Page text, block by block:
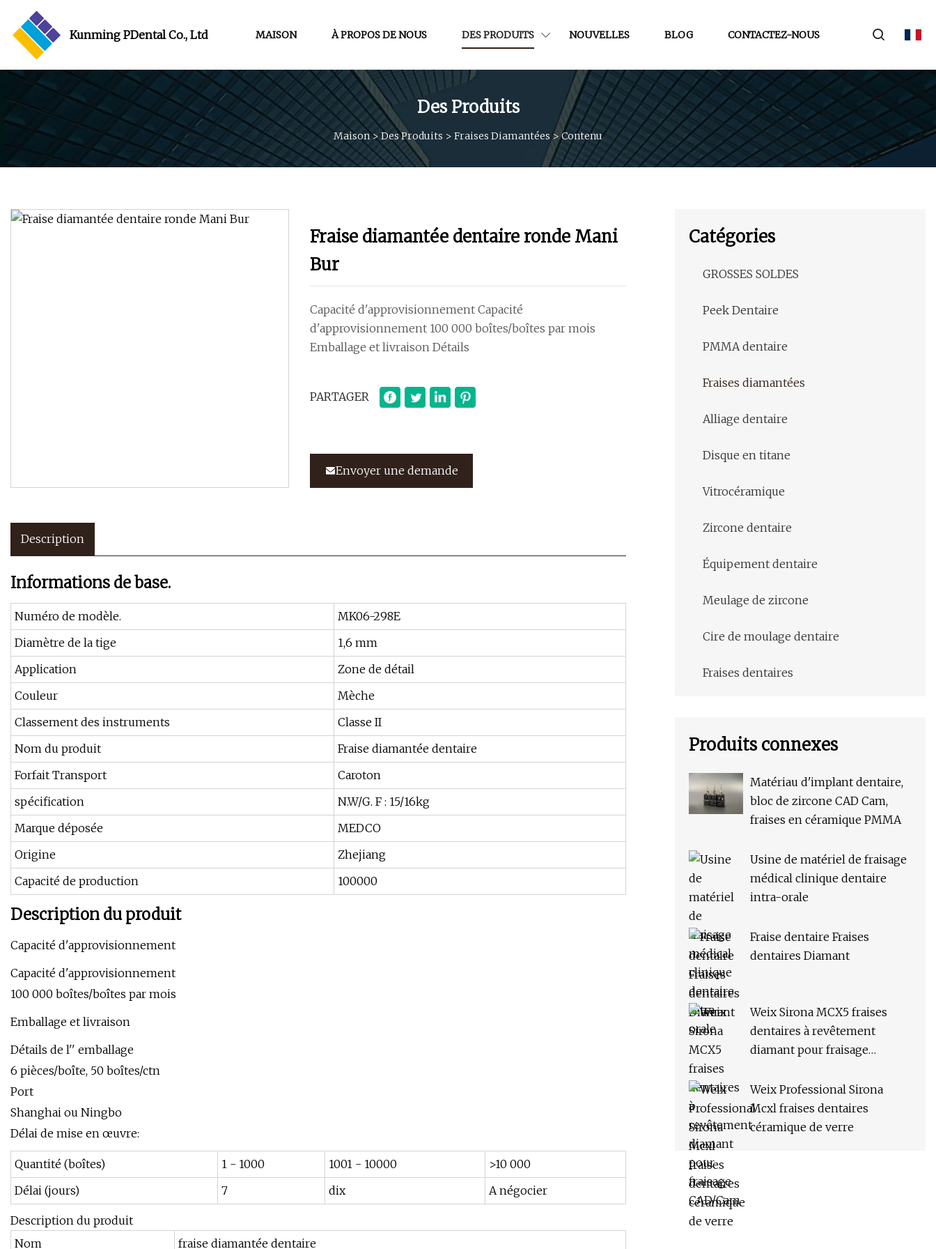
Kunming PDental Co., Ltd MAISON À PROPOS DE NOUS DES PRODUITS NOUVELLES BLOG CONTACTEZ-NOUS
Des Produits
Maison> Des Produits > Fraises Diamantées >Contenu
Fraise diamantée dentaire ronde Mani
Bur
Capacité d'approvisionnement Capacité
d'approvisionnement 100 000 boîtes/boîtes par mois
Emballage et livraison Détails
PARTAGER
Envoyer une demande
Description
Informations de base.
Numéro de modèle.
MK06-298E
Diamètre de la tige
1,6 mm
Application
Zone de détail
Couleur
Mèche
Classement des instruments
Classe II
Nom du produit
Fraise diamantée dentaire
Forfait Transport
Caroton
spécification
N.W/G. F : 15/16kg
Marque déposée
MEDCO
Origine
Zhejiang
Capacité de production
100000
Description du produit
Capacité d'approvisionnement
Capacité d'approvisionnement
100 000 boîtes/boîtes par mois
Emballage et livraison
Détails de l'' emballage
6 pièces/boîte, 50 boîtes/ctn
Port
Shanghai ou Ningbo
Délai de mise en œuvre:
Quantité (boîtes) 1 - 1000 1001 - 10000
>10 000
Délai (jours)
7 dix A négocier
Description du produit
Nom
fraise diamantée dentaire
Catégories
GROSSES SOLDES
Peek Dentaire
PMMA dentaire
Fraises diamantées
Alliage dentaire
Disque en titane
Vitrocéramique
Zircone dentaire
Équipement dentaire
Meulage de zircone
Cire de moulage dentaire
Fraises dentaires
Produits connexes
Matériau d'implant dentaire,
bloc de zircone CAD Cam,
fraises en céramique PMMA
Usine de matériel de fraisage
médical clinique dentaire
intra-orale
Fraise dentaire Fraises
dentaires Diamant
Weix Sirona MCX5 fraises
dentaires à revêtement
diamant pour fraisage
Weix Professional Sirona
Mcxl fraises dentaires
céramique de verre